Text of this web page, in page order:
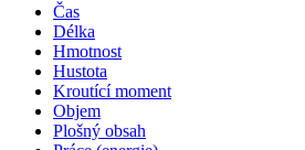
Čas
Délka
Hmotnost
Hustota
Kroutící moment
Objem
Plošný obsah